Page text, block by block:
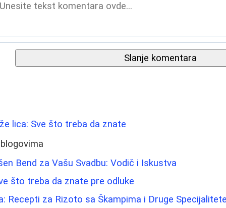
Slanje komentara
lica: Sve što treba da znate
Bend za Vašu Svadbu: Vodič i Iskustva
što treba da znate pre odluke
Recepti za Rizoto sa Škampima i Druge